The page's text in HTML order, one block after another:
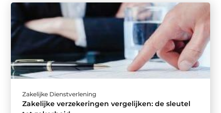
Zakelijke Dienstverlening
Zakelijke verzekeringen vergelijken: de sleutel